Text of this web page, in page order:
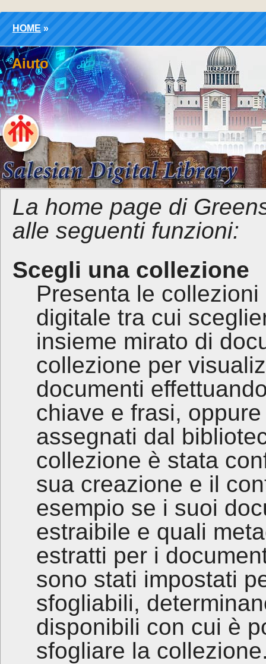
HOME»
Aiuto
La home page di
alle seguenti funzioni:
Scegli una collezione
Presenta le
digitale tra cui
insieme mirato di
collezione per
documenti
chiave e frasi,
assegnati dal
collezione è stata
sua creazione e il
esempio se i suoi
estraibile e quali
estratti per i
sono stati impostati
sfogliabili,
disponibili con cui è
sfogliare la